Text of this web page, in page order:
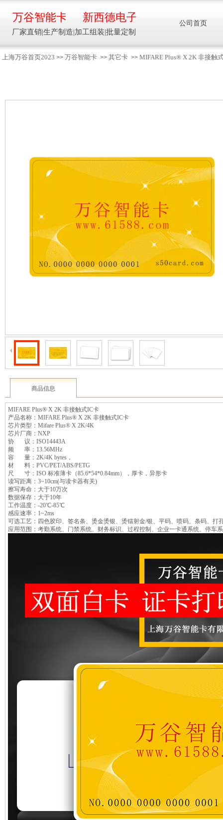
上海万谷首页2023 >> 万谷智能卡 >> 其它卡 >> MIFARE Plus® X 2K 非接触
商品信息
MIFARE Plus® X 2K 非接触式IC卡
产品名称：MIFARE Plus® X 2K 非接触式IC卡
芯片类型：Mifare Plus® X 2K/4K
芯片厂商：NXP
协 议：ISO14443A
频 率：13.56MHz
容 量：2K/4K bytes，
材 料：PVC/PET/ABS/PETG
尺 寸：ISO 标准薄卡（85.6*54*0.84mm），厚卡，异形卡
读写距离：3~10cm(与读卡器有关)
擦写寿命：大于10万次
数据保存：大于10年
工作温度：-20℃-85℃
感应速率：1~2ms
可选工艺：四色胶印、签名条、烫金烫银、烫镭射金/银、平码、喷码、条码、打
应用范围：考勤系统、门禁系统、财务标识、过程控制、企业一卡通系统、停车
新西德电子
厂家直销|生产制造|加工组装|批量定制
位设备
13918608088/ 137016
91001
2003 - 2022 / 19年
万谷智能卡 公司首页